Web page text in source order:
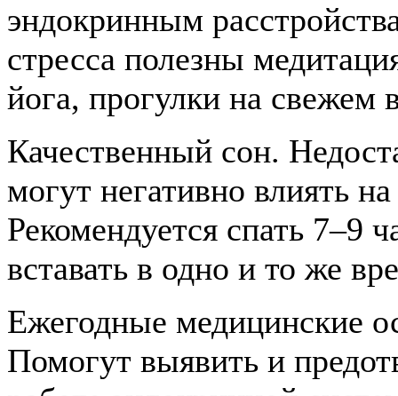
эндокринным
стресса полезны
йога, прогулки на свежем
Качественный сон.
могут негативно влиять
Рекомендуется спать 7–9
вставать в одно и то же
Ежегодные медицинские
Помогут выявить и